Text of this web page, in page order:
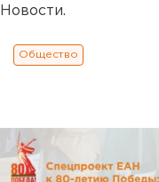
Новости.
Общество